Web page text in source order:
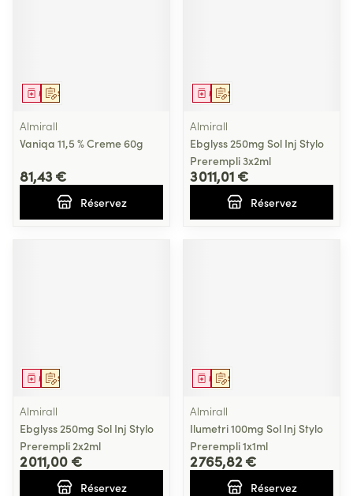
Sur prescription
Médicament
Almirall
Vaniqa 11,5 % Creme 60g
81,43 €
Réservez
Sur prescription
Médicament
Almirall
Ebglyss 250mg Sol Inj Stylo
Prerempli 3x2ml
3 011,01 €
Réservez
Sur prescription
Médicament
Almirall
Ebglyss 250mg Sol Inj Stylo
Prerempli 2x2ml
2 011,00 €
Réservez
Sur prescription
Médicament
Almirall
Ilumetri 100mg Sol Inj Stylo
Prerempli 1x1ml
2 765,82 €
Réservez